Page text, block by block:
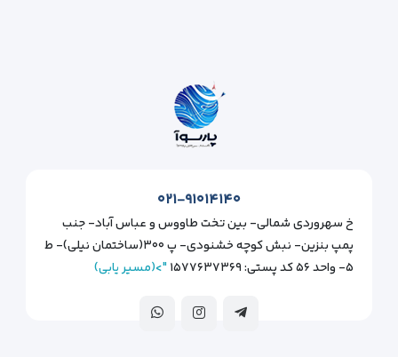
۰۲۱-۹۱۰۱۴۱۴۰
خ سهروردی شمالی- بین تخت طاووس و عباس آباد- جنب
پمپ بنزین- نبش کوچه خشنودی- پ ۳۰۰(ساختمان نیلی)- ط
۵- واحد ۵۶ کد پستی: ۱۵۷۷۶۳۷۳۶۹
">(مسیر یابی)